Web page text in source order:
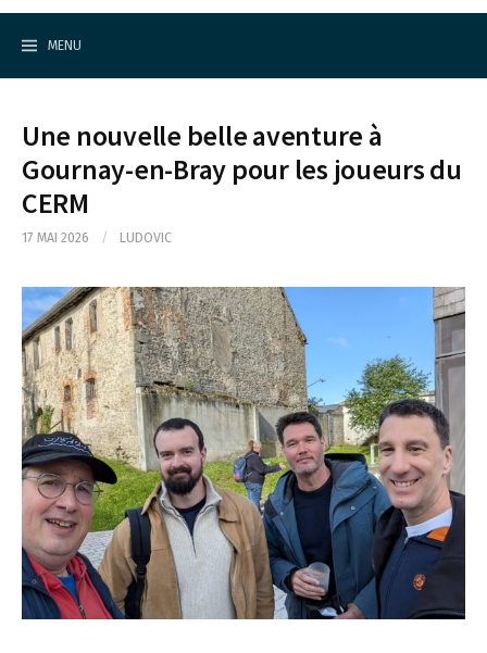
S
MENU
Une nouvelle belle aventure à
Gournay-en-Bray pour les joueurs du
CERM
17 MAI 2026 / LUDOVIC